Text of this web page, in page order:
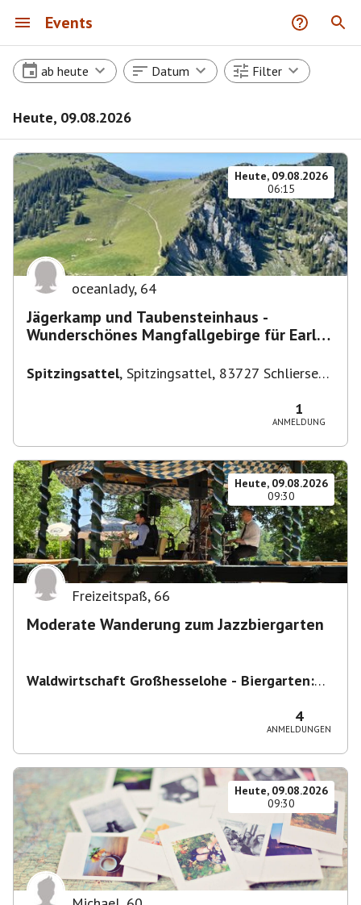
Events
ab heute Datum Filter
Heute, 09.08.2026
Heute, 09.08.2026
06:15
oceanlady, 64
Jägerkamp und Taubensteinhaus -
Wunderschönes Mangfallgebirge für Early
Spitzingsattel, Spitzingsattel, 83727 Schliersee,
1
ANMELDUNG
Heute, 09.08.2026
09:30
Freizeitspaß, 66
Moderate Wanderung zum Jazzbiergarten
Waldwirtschaft Großhesselohe - Biergarten:
Georg-Kalb-
4
ANMELDUNGEN
Heute, 09.08.2026
09:30